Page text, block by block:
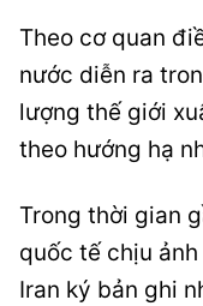
Theo cơ quan
nước diễn ra
lượng thế giới
theo hướng hạ
Trong thời gian
quốc tế chịu
Iran ký bản ghi